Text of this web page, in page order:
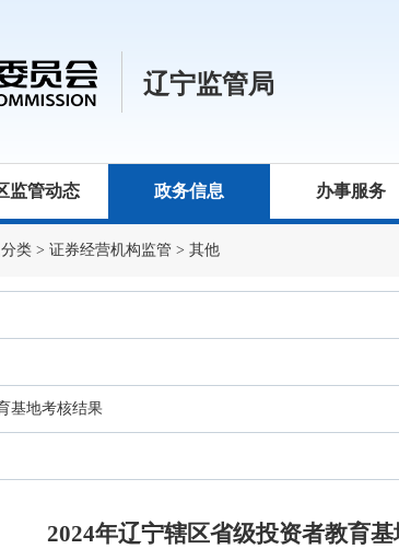
辽宁监管局
监管动态 政务信息 办事服务
类 > 证券经营机构监管 > 其他
基地考核结果
2024年辽宁辖区省级投资者教育